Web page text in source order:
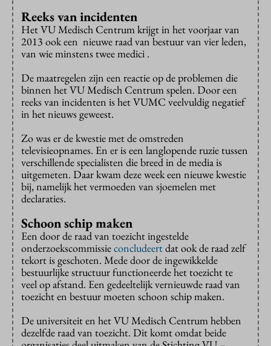
Reeks van incidenten
Het VU Medisch Centrum krijgt in het voorjaar van
2013 ook een nieuwe raad van bestuur van vier leden,
van wie minstens twee medici .
De maatregelen zijn een reactie op de problemen die
binnen het VU Medisch Centrum spelen. Door een
reeks van incidenten is het VUMC veelvuldig negatief
in het nieuws geweest.
Zo was er de kwestie met de omstreden
televisieopnames. En er is een langlopende ruzie tussen
verschillende specialisten die breed in de media is
uitgemeten. Daar kwam deze week een nieuwe kwestie
bij, namelijk het vermoeden van sjoemelen met
declaraties.
Schoon schip maken
Een door de raad van toezicht ingestelde
onderzoekscommissieconcludeertdat ook de raad zelf
tekort is geschoten. Mede door de ingewikkelde
bestuurlijke structuur functioneerde het toezicht te
veel op afstand. Een gedeeltelijk vernieuwde raad van
toezicht en bestuur moeten schoon schip maken.
De universiteit en het VU Medisch Centrum hebben
dezelfde raad van toezicht. Dit komt omdat beide